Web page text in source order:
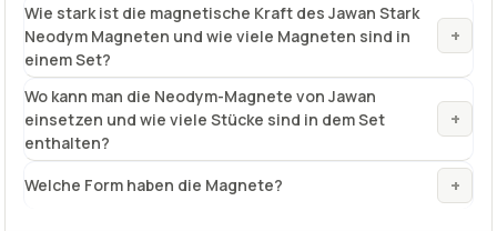
Wie stark ist die magnetische Kraft des Jawan Stark
Neodym Magneten und wie viele Magneten sind in
einem Set?
+
Wo kann man die Neodym-Magnete von Jawan
einsetzen und wie viele Stücke sind in dem Set
enthalten?
+
Welche Form haben die Magnete? +